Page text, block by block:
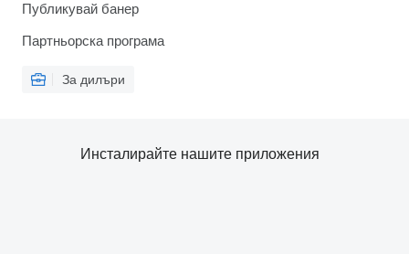
Публикувай банер
Партньорска програма
За дилъри
Инсталирайте нашите приложения